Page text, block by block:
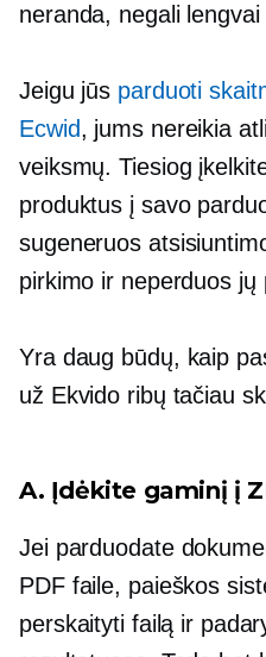
neranda, negali lengvai
Jeigu jūs parduoti
Ecwid, jums nereikia
veiksmų. Tiesiog
produktus į savo
sugeneruos
pirkimo ir neperduos
Yra daug būdų, kaip
už Ekvido ribų tačiau
A. Įdėkite gaminį į
Jei parduodate
PDF faile, paieškos
perskaityti failą ir